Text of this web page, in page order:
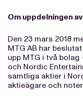
Om uppdelningen
Den 23 mars 2018
MTG AB har
upp MTG i två
och Nordic
samtliga aktier i
aktieägare och